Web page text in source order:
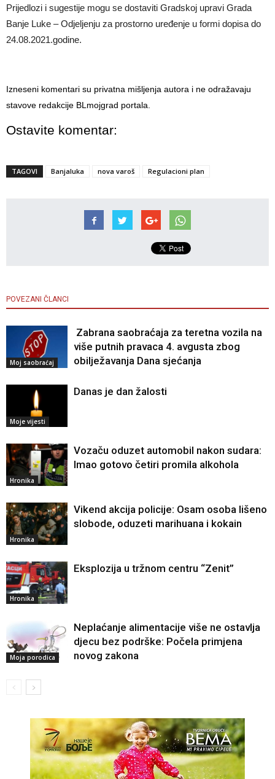
Prijedlozi i sugestije mogu se dostaviti Gradskoj upravi Grada
Banje Luke – Odjeljenju za prostorno uređenje u formi dopisa do
24.08.2021.godine.
Izneseni komentari su privatna mišljenja autora i ne odražavaju
stavove redakcije BLmojgrad portala.
Ostavite komentar:
TAGOVI Banjaluka nova varoš Regulacioni plan
POVEZANI ČLANCI
Moj saobraćaj
Zabrana saobraćaja za teretna vozila na
više putnih pravaca 4. avgusta zbog
obilježavanja Dana sjećanja
Moje vijesti
Danas je dan žalosti
Hronika
Vozaču oduzet automobil nakon sudara:
Imao gotovo četiri promila alkohola
Hronika
Vikend akcija policije: Osam osoba lišeno
slobode, oduzeti marihuana i kokain
Hronika
Eksplozija u tržnom centru “Zenit”
Moja porodica
Neplaćanje alimentacije više ne ostavlja
djecu bez podrške: Počela primjena
novog zakona